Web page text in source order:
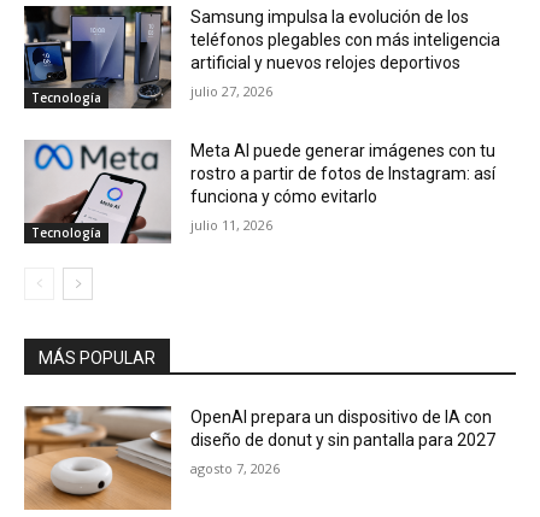
Tecnología
Samsung impulsa la evolución de los
teléfonos plegables con más inteligencia
artificial y nuevos relojes deportivos
julio 27, 2026
Tecnología
Meta AI puede generar imágenes con tu
rostro a partir de fotos de Instagram: así
funciona y cómo evitarlo
julio 11, 2026
MÁS POPULAR
OpenAI prepara un dispositivo de IA con
diseño de donut y sin pantalla para 2027
agosto 7, 2026